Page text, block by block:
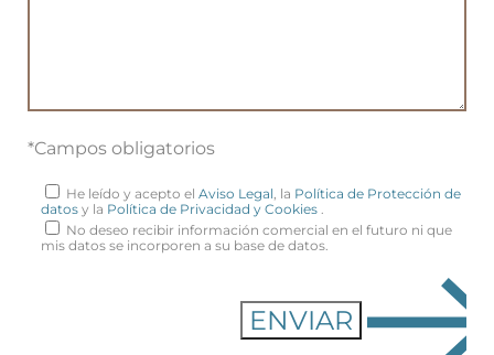
*Campos obligatorios
He leído y acepto el Aviso Legal, la Política de Protección de
datos y la Política de Privacidad y Cookies .
No deseo recibir información comercial en el futuro ni que
mis datos se incorporen a su base de datos.